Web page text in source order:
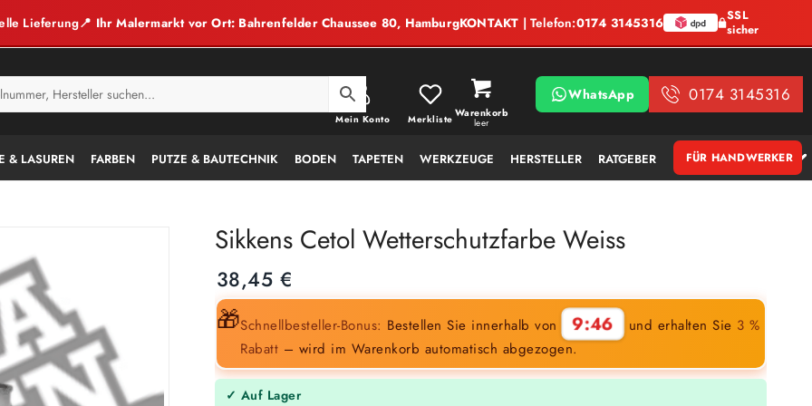
Lieferung📍 Ihr Malermarkt vor Ort: Bahrenfelder Chaussee 80, HamburgKONTAKT | Telefon:0174 3145316
SSL
sicher
Warenkorb
leer
Mein Konto Merkliste
WhatsApp 0174 3145316
& LASUREN FARBEN PUTZE & BAUTECHNIK BODEN TAPETEN WERKZEUGE HERSTELLER RATGEBER FÜR HANDWERKER
Sikkens Cetol Wetterschutzfarbe Weiss
38,45 €
🎁Schnellbesteller-Bonus: Bestellen Sie innerhalb von 9:45 und erhalten Sie 3 %
Rabatt – wird im Warenkorb automatisch abgezogen.
✓ Auf Lager